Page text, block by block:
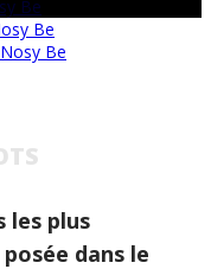
les plus
dans le